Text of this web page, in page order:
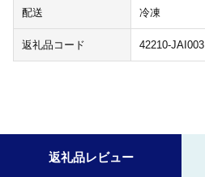
配送 冷凍
返礼品コード 42210-JAI003
返礼品レビュー